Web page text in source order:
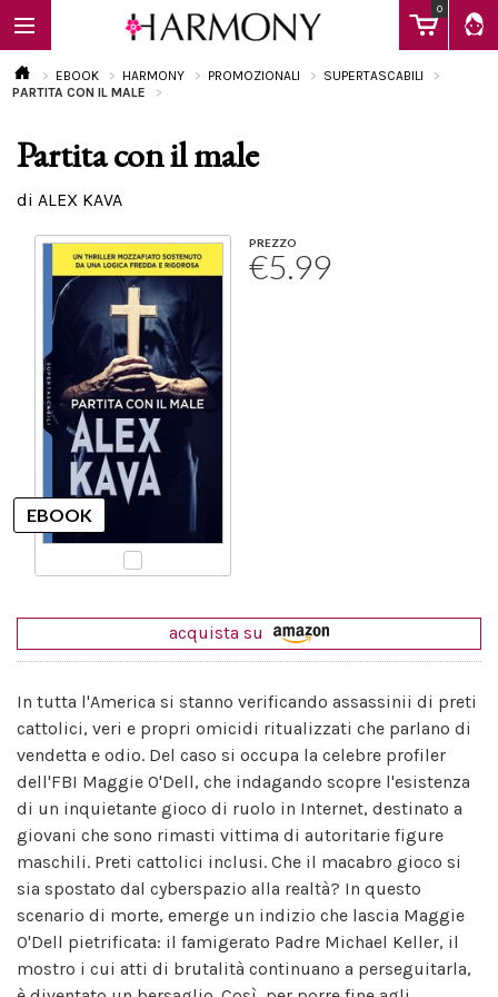
0
EBOOK
Calendario
EBOOK HARMONY PROMOZIONALI
SUPERTASCABILI
PARTITA CON IL MALE
Partita con il male
di ALEX KAVA
PREZZO
€5.99
acquista su
In tutta l'America si stanno verificando assassinii di preti
cattolici, veri e propri omicidi ritualizzati che parlano di
vendetta e odio. Del caso si occupa la celebre profiler
dell'FBI Maggie O'Dell, che indagando scopre l'esistenza
di un inquietante gioco di ruolo in Internet, destinato a
giovani che sono rimasti vittima di autoritarie figure
maschili. Preti cattolici inclusi. Che il macabro gioco si
sia spostato dal cyberspazio alla realtà? In questo
scenario di morte, emerge un indizio che lascia Maggie
O'Dell pietrificata: il famigerato Padre Michael Keller, il
mostro i cui atti di brutalità continuano a perseguitarla,